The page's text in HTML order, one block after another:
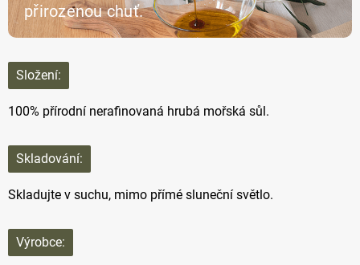
přirozenou chuť.
Složení:
100% přírodní nerafinovaná hrubá mořská sůl.
Skladování:
Skladujte v suchu, mimo přímé sluneční světlo.
Výrobce: